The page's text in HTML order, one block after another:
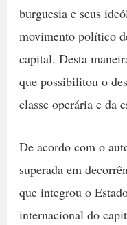
burguesia e seus
movimento político
capital. Desta
que possibilitou o
classe operária e da
De acordo com o
superada em
que integrou o
internacional do